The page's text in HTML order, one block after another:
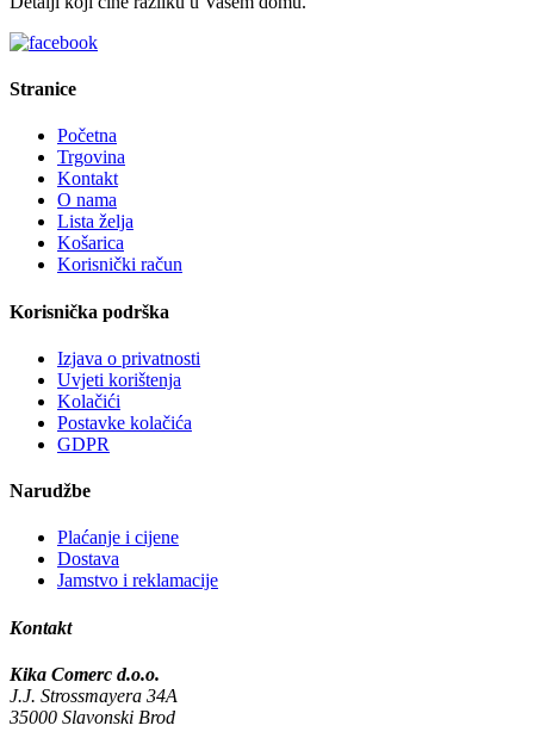
Stranice
Početna
Trgovina
Kontakt
O nama
Lista želja
Košarica
Korisnički račun
Korisnička podrška
Izjava o privatnosti
Uvjeti korištenja
Kolačići
Postavke kolačića
GDPR
Narudžbe
Plaćanje i cijene
Dostava
Jamstvo i reklamacije
Kontakt
Kika Comerc d.o.o.
J.J. Strossmayera 34A
35000 Slavonski Brod